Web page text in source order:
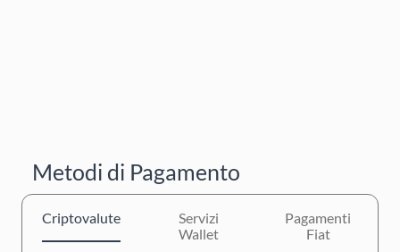
Metodi di Pagamento
Criptovalute
Servizi
Wallet
Pagamenti
Fiat